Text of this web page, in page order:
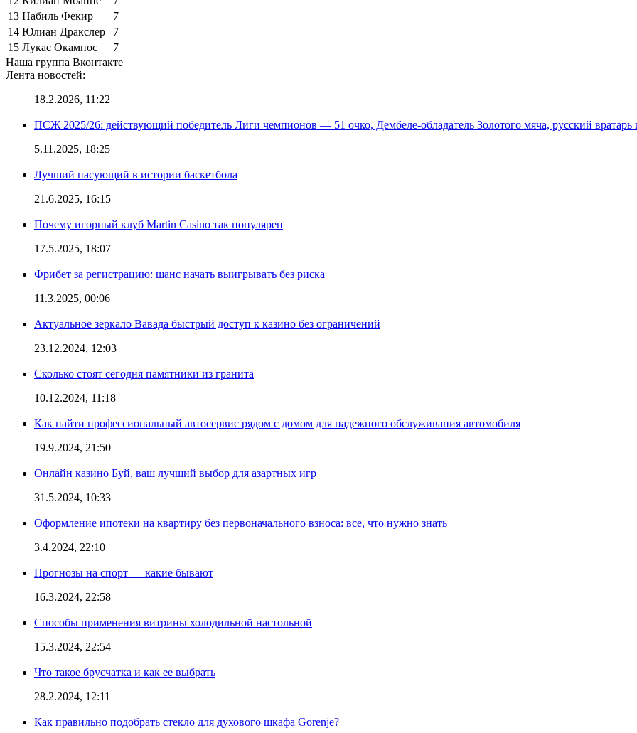
13 Набиль Фекир
7
14 Юлиан Дракслер
7
15 Лукас Окампос
7
Наша группа Вконтакте
Лента новостей:
18.2.2026, 11:22
ПСЖ 2025/26: действующий победитель Лиги чемпионов — 51 очко, Дембеле-обладатель Золотого мяча, русский вратарь
5.11.2025, 18:25
Лучший пасующий в истории баскетбола
21.6.2025, 16:15
Почему игорный клуб Martin Casino так популярен
17.5.2025, 18:07
Фрибет за регистрацию: шанс начать выигрывать без риска
11.3.2025, 00:06
Актуальное зеркало Вавада быстрый доступ к казино без ограничений
23.12.2024, 12:03
Сколько стоят сегодня памятники из гранита
10.12.2024, 11:18
Как найти профессиональный автосервис рядом с домом для надежного обслуживания автомобиля
19.9.2024, 21:50
Онлайн казино Буй, ваш лучший выбор для азартных игр
31.5.2024, 10:33
Оформление ипотеки на квартиру без первоначального взноса: все, что нужно знать
3.4.2024, 22:10
Прогнозы на спорт — какие бывают
16.3.2024, 22:58
Способы применения витрины холодильной настольной
15.3.2024, 22:54
Что такое брусчатка и как ее выбрать
28.2.2024, 12:11
Как правильно подобрать стекло для духового шкафа Gorenje?